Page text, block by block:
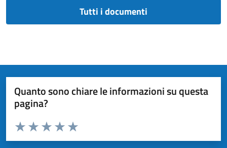
Tutti i documenti
Quanto sono chiare le informazioni su questa
pagina?
Valuta da 1 a 5 stelle la pagina
Valuta 5 stelle su 5
Valuta 4 stelle su 5
Valuta 3 stelle su 5
Valuta 2 stelle su 5
Valuta 1 stelle su 5